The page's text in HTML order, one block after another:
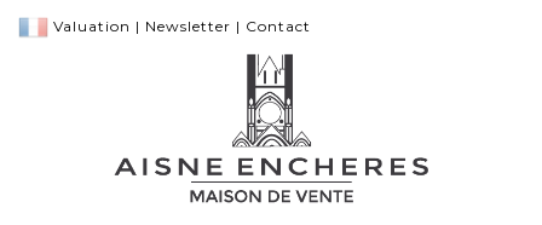
Valuation | Newsletter | Contact